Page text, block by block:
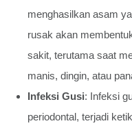
menghasilkan asam
rusak akan
sakit, terutama saat
manis, dingin, atau
Infeksi Gusi: Infeksi
periodontal, terjadi